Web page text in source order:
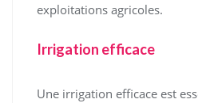
exploitations agricoles.
Irrigation efficace
Une irrigation efficace est